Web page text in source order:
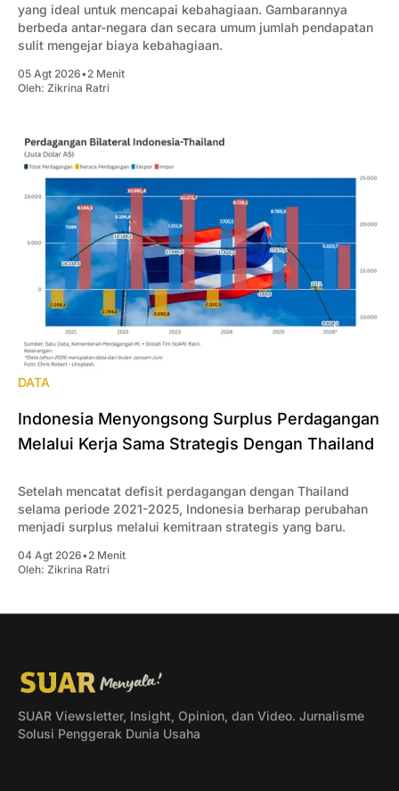
yang ideal untuk mencapai kebahagiaan. Gambarannya
berbeda antar-negara dan secara umum jumlah pendapatan
sulit mengejar biaya kebahagiaan.
05 Agt 2026•2 Menit
Oleh: Zikrina Ratri
DATA
Indonesia Menyongsong Surplus Perdagangan
Melalui Kerja Sama Strategis Dengan Thailand
Setelah mencatat defisit perdagangan dengan Thailand
selama periode 2021-2025, Indonesia berharap perubahan
menjadi surplus melalui kemitraan strategis yang baru.
04 Agt 2026•2 Menit
Oleh: Zikrina Ratri
SUAR Viewsletter, Insight, Opinion, dan Video. Jurnalisme
Solusi Penggerak Dunia Usaha